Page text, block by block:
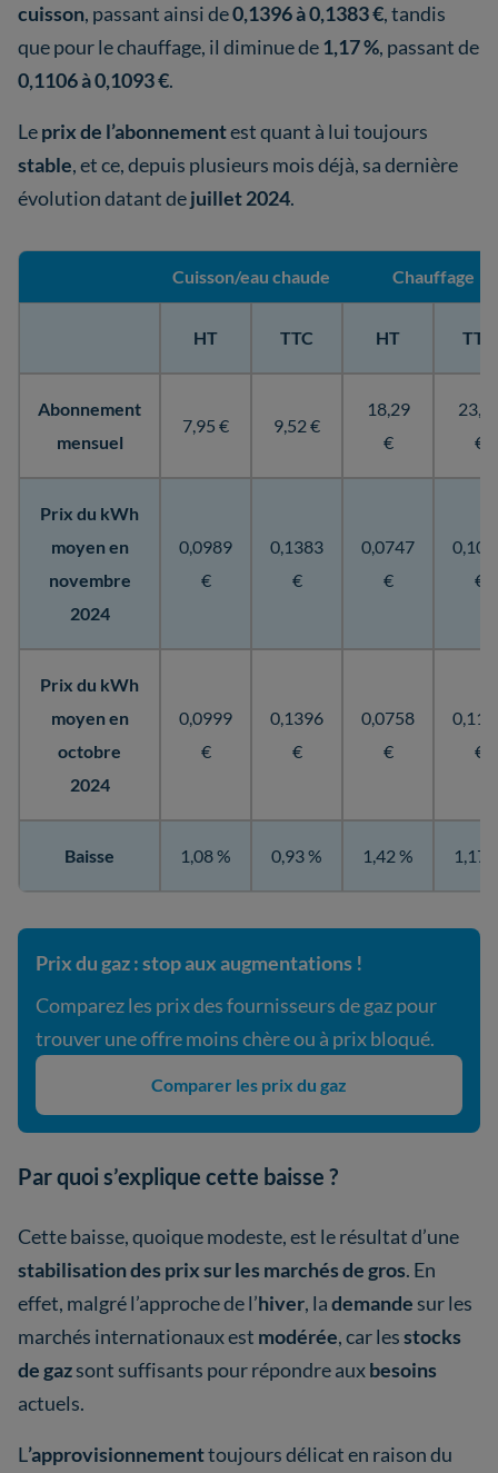
cuisson, passant ainsi de0,1396 à 0,1383 €, tandis
que pour le chauffage, il diminue de1,17 %, passant de
0,1106 à 0,1093 €.
Leprix de l’abonnementest quant à lui toujours
stable, et ce, depuis plusieurs mois déjà, sa dernière
évolution datant dejuillet 2024.
Cuisson/eau chaude Chauffage
HT TTC HT TTC
Abonnement
mensuel
7,95 € 9,52 €
18,29
€
€
Prix du kWh
moyen en
novembre
2024
0,0989
€
0,1383
€
0,0747
€
€
Prix du kWh
moyen en
octobre
2024
0,0999
€
0,1396
€
0,0758
€
€
Baisse 1,08 % 0,93 % 1,42 % 1,17
Prix du gaz : stop aux augmentations !
Comparez les prix des fournisseurs de gaz pour
trouver une offre moins chère ou à prix bloqué.
Comparer les prix du gaz
Par quoi s’explique cette baisse ?
Cette baisse, quoique modeste, est le résultat d’une
stabilisation des prix sur les marchés de gros. En
effet, malgré l’approche de l’hiver, lademande sur les
marchés internationaux est modérée, car lesstocks
de gazsont suffisants pour répondre auxbesoins
actuels.
L’approvisionnementtoujours délicat en raison du